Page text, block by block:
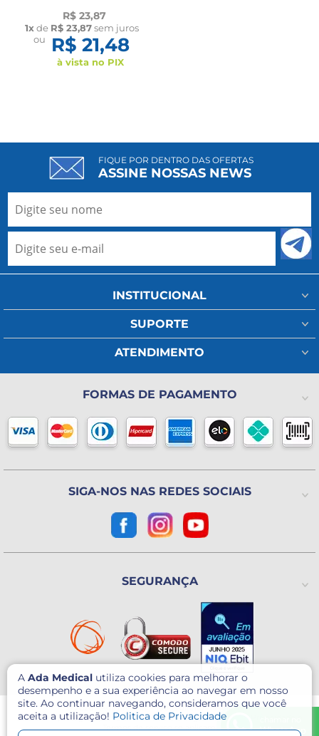
UN Tondaus
R$ 23,87
1xde R$ 23,87sem juros
ou
R$ 21,48
à vista no PIX
WhatsApp
A Ada Medical utiliza cookies para melhorar o
desempenho e a sua experiência ao navegar em nosso
site. Ao continuar navegando, consideramos que você
aceita a utilização! Politica de Privacidade
FIQUE POR DENTRO DAS OFERTAS
ASSINE NOSSAS NEWS
INSTITUCIONAL
Minha Conta
Fale Conosco
Meus Pedidos
Lista de Desejos
Blog
SUPORTE
Assistência Técnica
Política de Privacidade
Política de Trocas ou Devoluções
ATENDIMENTO
(11) 93802-1111
(11) 2325-4371
Horário de atendimento
De 2ª a 6ª feira das 8h às 18h
(Exceto Feriados)
Utinga - Santo André / SP
CEP: 09220-611
Como chegar?
CNPJ: 07.003.260/0001-60
FORMAS DE PAGAMENTO
SIGA-NOS NAS REDES SOCIAIS
SEGURANÇA
© 2026 - Ada Medical - Todos direitos reservados.
Este site é protegido por reCAPTCHA e o GooglePolítica de Privacidade
Termos de serviçose aplicam.